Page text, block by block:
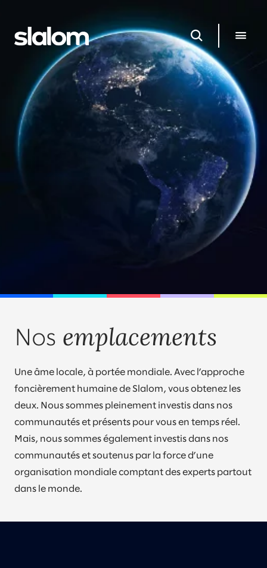
Nos emplacements
Une âme locale, à portée mondiale. Avec l’approche
foncièrement humaine de Slalom, vous obtenez les
deux. Nous sommes pleinement investis dans nos
communautés et présents pour vous en temps réel.
Mais, nous sommes également investis dans nos
communautés et soutenus par la force d’une
organisation mondiale comptant des experts partout
dans le monde.